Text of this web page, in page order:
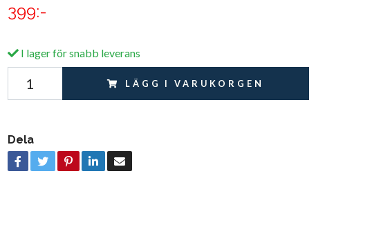
399:-
I lager för snabb leverans
LÄGG I VARUKORGEN
Dela